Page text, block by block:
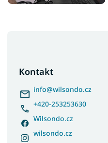
Kontakt
info@wilsondo.cz
+420-253253630
Wilsondo.cz
wilsondo.cz